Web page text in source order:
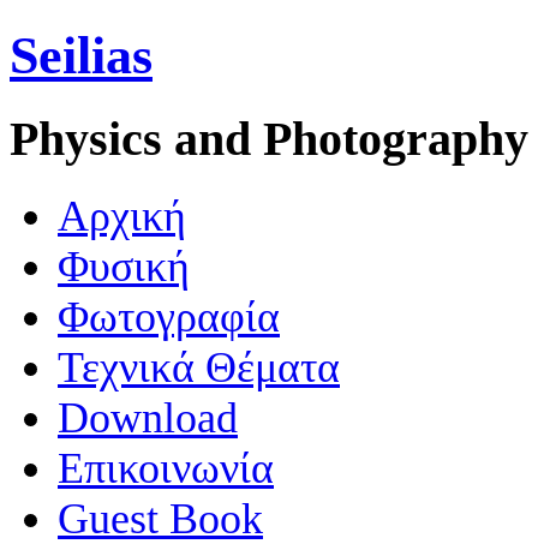
Seilias
Physics and Photography
Aρχική
Φυσική
Φωτογραφία
Τεχνικά Θέματα
Download
Επικοινωνία
Guest Book